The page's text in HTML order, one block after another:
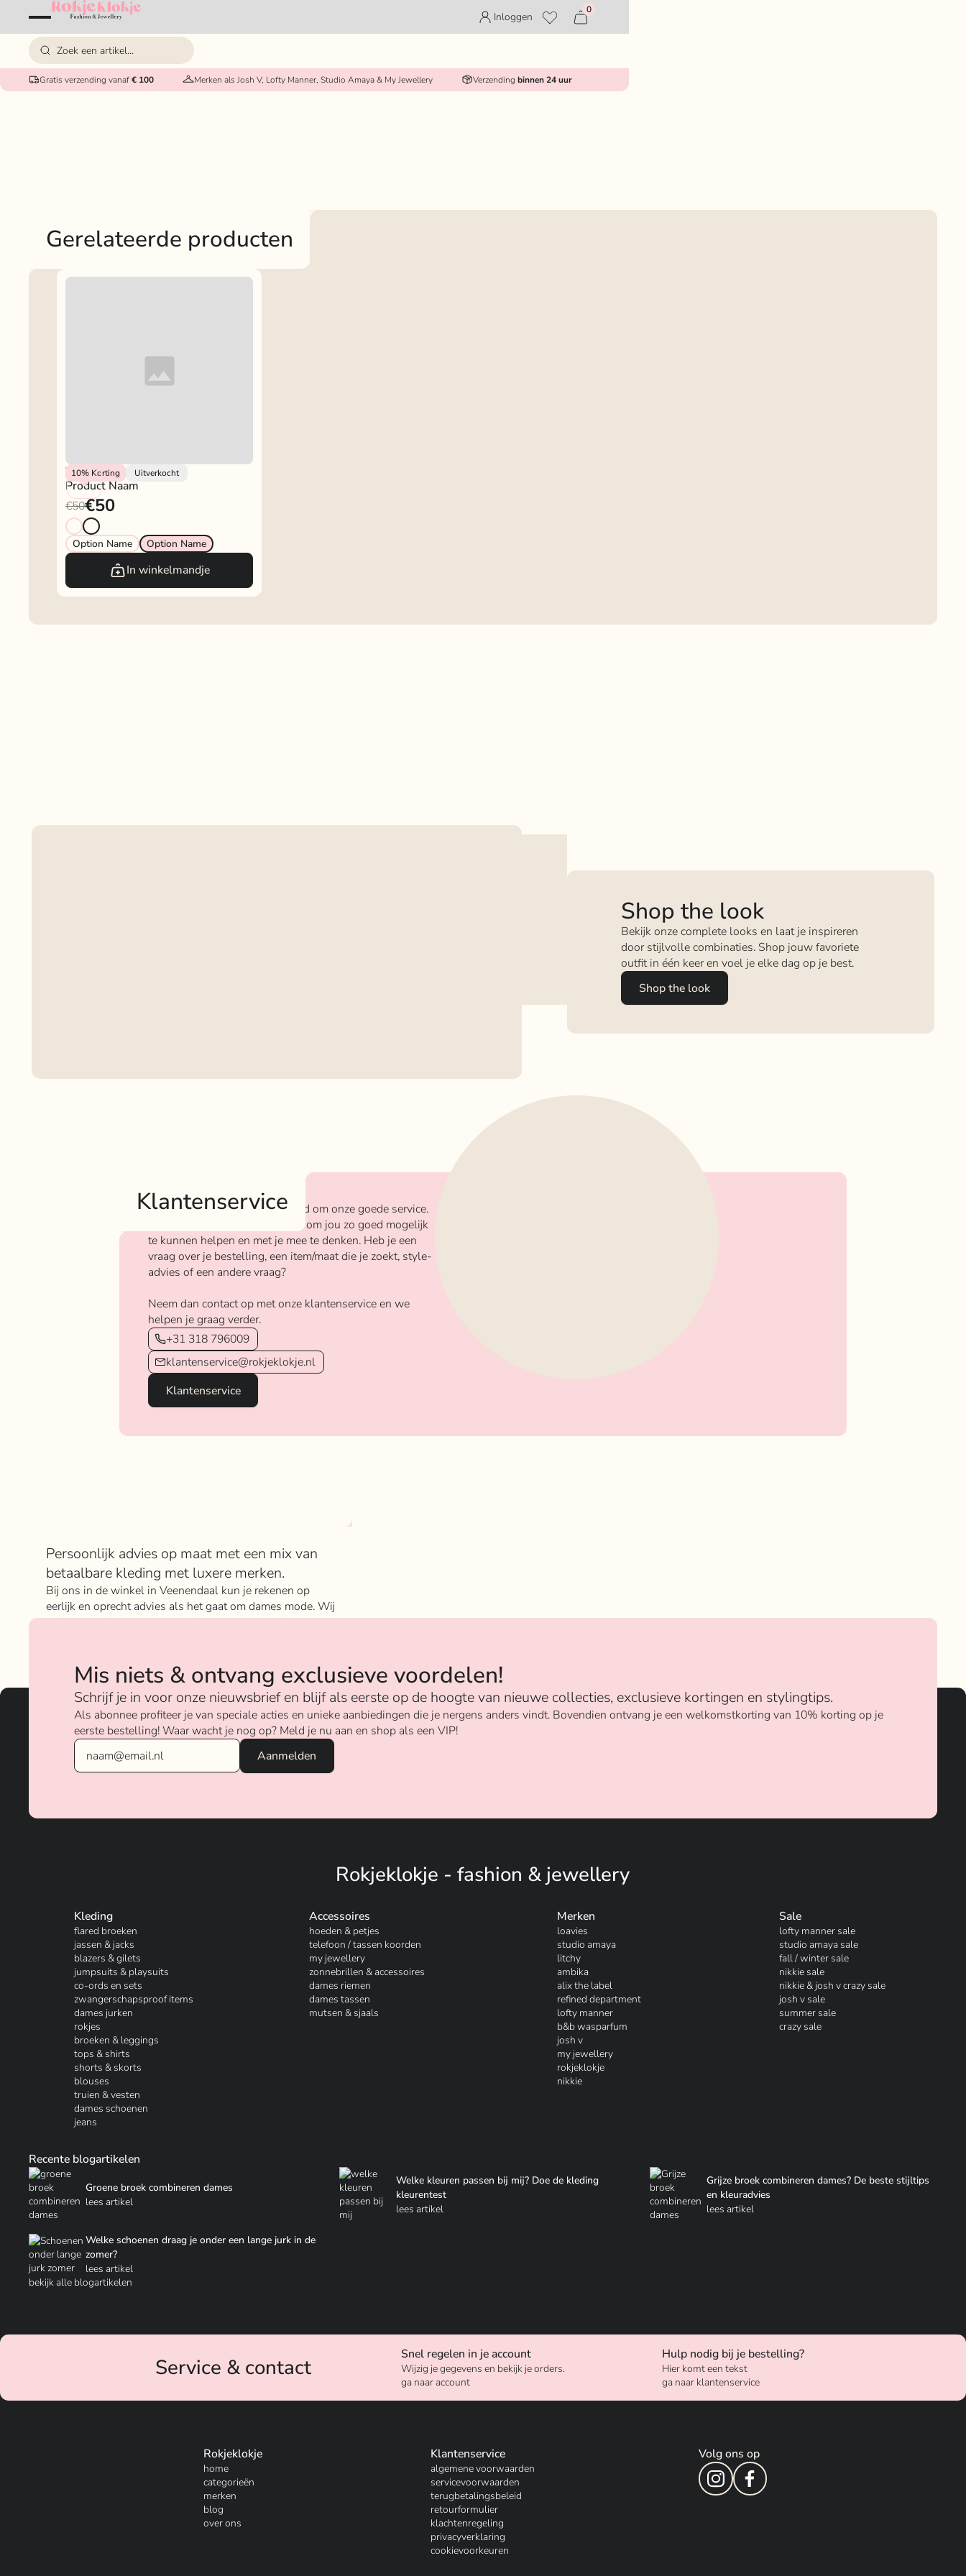
Inloggen
0
Gratis verzending vanaf€ 100 Merken als Josh V, Lofty Manner, Studio Amaya & My Jewellery Verzending binnen 24 uur
Gerelateerde producten
10% Korting Uitverkocht
Vendor
Product Naam
€50€50
Option Name Option Name
In winkelmandje
Shop the look
Bekijk onze complete looks en laat je inspireren
door stijlvolle combinaties. Shop jouw favoriete
outfit in één keer en voel je elke dag op je best.
Shop the look
Klantenservice
Bij Rokjeklokje staan we bekend om onze goede service.
We vinden het super belangrijk om jou zo goed mogelijk
te kunnen helpen en met je mee te denken. Heb je een
vraag over je bestelling, een item/maat die je zoekt, style-
advies of een andere vraag?
Neem dan contact op met onze klantenservice en we
helpen je graag verder.
+31 318 796009
klantenservice@rokjeklokje.nl
Klantenservice
Over Rokje Klokje
Persoonlijk advies op maat met een mix van
betaalbare kleding met luxere merken.
Bij ons in de winkel in Veenendaal kun je rekenen op
eerlijk en oprecht advies als het gaat om dames mode. Wij
geloven sterk in ons concept; het mixen en matchen van
Over ons
Mis niets & ontvang exclusieve voordelen!
Schrijf je in voor onze nieuwsbrief en blijf als eerste op de hoogte van nieuwe collecties, exclusieve kortingen en stylingtips.
Als abonnee profiteer je van speciale acties en unieke aanbiedingen die je nergens anders vindt. Bovendien ontvang je een welkomstkorting van 10% korting op je
eerste bestelling! Waar wacht je nog op? Meld je nu aan en shop als een VIP!
Rokjeklokje - fashion & jewellery
Kleding
flared broeken
jassen & jacks
blazers & gilets
jumpsuits & playsuits
co-ords en sets
zwangerschapsproof items
dames jurken
rokjes
broeken & leggings
tops & shirts
shorts & skorts
blouses
truien & vesten
dames schoenen
jeans
Accessoires
hoeden & petjes
telefoon / tassen koorden
my jewellery
zonnebrillen & accessoires
dames riemen
dames tassen
mutsen & sjaals
Merken
loavies
studio amaya
litchy
ambika
alix the label
refined department
lofty manner
b&b wasparfum
josh v
my jewellery
rokjeklokje
nikkie
Sale
lofty manner sale
studio amaya sale
fall / winter sale
nikkie sale
nikkie & josh v crazy sale
josh v sale
summer sale
crazy sale
Recente blogartikelen
Groene broek combineren dames
lees artikel
Welke kleuren passen bij mij? Doe de kleding
kleurentest
lees artikel
Grijze broek combineren dames? De beste stijltips
en kleuradvies
lees artikel
Welke schoenen draag je onder een lange jurk in de
zomer?
lees artikel
bekijk alle blogartikelen
Service & contact Snel regelen in je account
Wijzig je gegevens en bekijk je orders.
ga naar account
Hulp nodig bij je bestelling?
Hier komt een tekst
ga naar klantenservice
Rokjeklokje
home
categorieën
merken
blog
over ons
Klantenservice
algemene voorwaarden
servicevoorwaarden
terugbetalingsbeleid
retourformulier
klachtenregeling
privacyverklaring
cookievoorkeuren
Volg ons op